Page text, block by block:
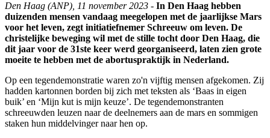
Den Haag (ANP), 11 november 2023 - In Den Haag hebben
duizenden mensen vandaag meegelopen met de jaarlijkse Mars
voor het leven, zegt initiatiefnemer Schreeuw om leven. De
christelijke beweging wil met de stille tocht door Den Haag, die
dit jaar voor de 31ste keer werd georganiseerd, laten zien grote
moeite te hebben met de abortuspraktijk in Nederland.
Op een tegendemonstratie waren zo'n vijftig mensen afgekomen. Zij
hadden kartonnen borden bij zich met teksten als ‘Baas in eigen
buik’ en ‘Mijn kut is mijn keuze’. De tegendemonstranten
schreeuwden leuzen naar de deelnemers aan de mars en sommigen
staken hun middelvinger naar hen op.